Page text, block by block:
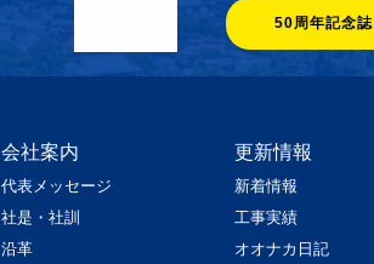
50周年記念誌
会社案内
代表メッセージ
社是・社訓
沿革
更新情報
新着情報
工事実績
オオナカ日記